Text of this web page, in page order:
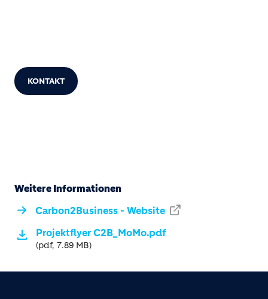
KONTAKT
Weitere Informationen
Carbon2Business - Website
Projektflyer C2B_MoMo.pdf
(pdf, 7.89 MB)